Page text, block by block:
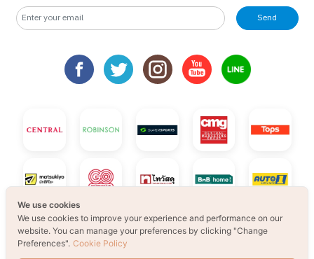
Send
We use cookies
We use cookies to improve your experience and performance on our
website. You can manage your preferences by clicking "Change
Preferences". Cookie Policy